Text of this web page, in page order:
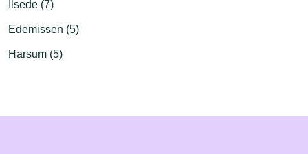
Ilsede (7)
Edemissen (5)
Harsum (5)